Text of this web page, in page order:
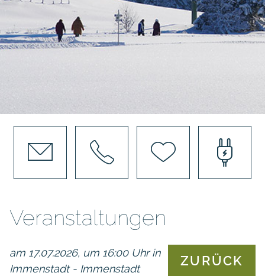
Veranstaltungen
ZURÜCK
am 17.07.2026, um 16:00 Uhr in
Immenstadt - Immenstadt